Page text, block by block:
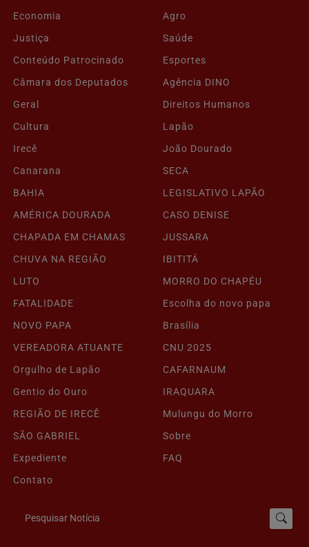
Economia
Agro
Justiça
Saúde
Conteúdo Patrocinado
Esportes
Câmara dos Deputados
Agência DINO
Geral
Direitos Humanos
Cultura
Lapão
Irecê
João Dourado
Canarana
SECA
BAHIA
LEGISLATIVO LAPÃO
AMÉRICA DOURADA
CASO DENISE
CHAPADA EM CHAMAS
JUSSARA
CHUVA NA REGIÃO
IBITITÁ
LUTO
MORRO DO CHAPÉU
FATALIDADE
Escolha do novo papa
NOVO PAPA
Brasília
VEREADORA ATUANTE
CNU 2025
Orgulho de Lapão
CAFARNAUM
Gentio do Ouro
IRAQUARA
REGIÃO DE IRECÊ
Mulungu do Morro
SÃO GABRIEL
Sobre
Expediente
FAQ
Contato
Pesquisar Notícia